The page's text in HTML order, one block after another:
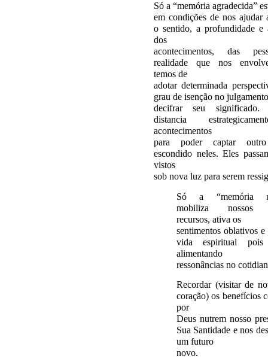
Só a “memória agradecida”
em condições de nos ajudar
o sentido, a profundidade e
dos
acontecimentos, das
realidade que nos
temos de
adotar determinada
grau de isenção no
decifrar seu
distancia
acontecimentos
para poder captar outro
escondido neles. Eles
vistos
sob nova luz para serem
Só a “memória
mobiliza nossos
recursos, ativa os
sentimentos oblativos
vida espiritual pois
alimentando
ressonâncias no
Recordar (visitar de
coração) os benefícios
por
Deus nutrem nosso
Sua Santidade e nos
um futuro
novo.